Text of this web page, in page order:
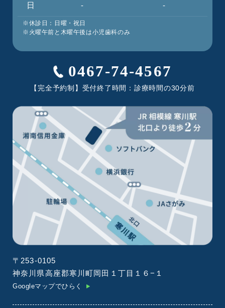
日 - -
※休診日：日曜・祝日
※火曜午前と木曜午後は小児歯科のみ
0467-74-4567
【完全予約制】受付終了時間：診療時間の30分前
〒253-0105
神奈川県高座郡寒川町岡田１丁目１６−１
Googleマップでひらく